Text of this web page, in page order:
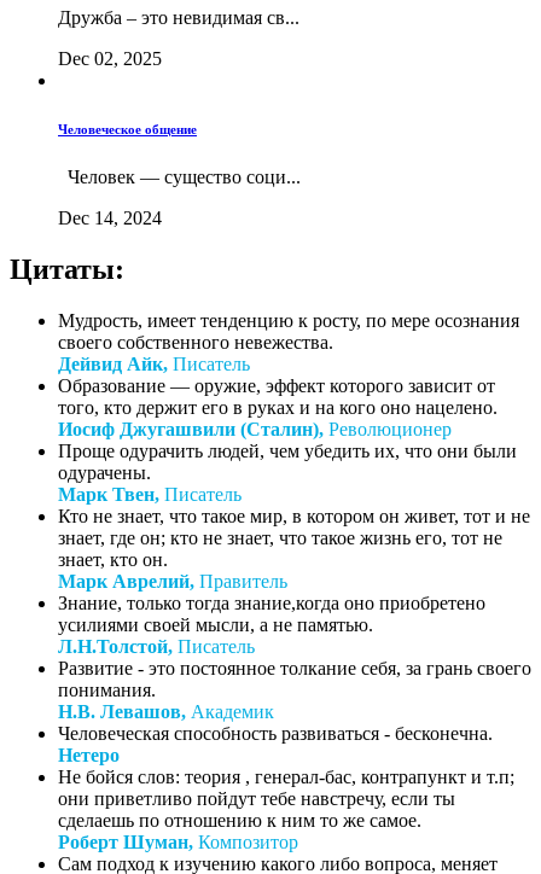
Дружба – это невидимая св...
Dec 02, 2025
Человеческое общение
Человек — существо соци...
Dec 14, 2024
Цитаты:
Мудрость, имеет тенденцию к росту, по мере осознания
своего собственного невежества.
Дейвид Айк, Писатель
Образование — оружие, эффект которого зависит от
того, кто держит его в руках и на кого оно нацелено.
Иосиф Джугашвили (Сталин), Революционер
Проще одурачить людей, чем убедить их, что они были
одурачены.
Марк Твен, Писатель
Кто не знает, что такое мир, в котором он живет, тот и не
знает, где он; кто не знает, что такое жизнь его, тот не
знает, кто он.
Марк Аврелий, Правитель
Знание, только тогда знание,когда оно приобретено
усилиями своей мысли, а не памятью.
Л.Н.Толстой, Писатель
Развитие - это постоянное толкание себя, за грань своего
понимания.
Н.В. Левашов, Академик
Человеческая способность развиваться - бесконечна.
Нетеро
Не бойся слов: теория , генерал-бас, контрапункт и т.п;
они приветливо пойдут тебе навстречу, если ты
сделаешь по отношению к ним то же самое.
Роберт Шуман, Композитор
Сам подход к изучению какого либо вопроса, меняет